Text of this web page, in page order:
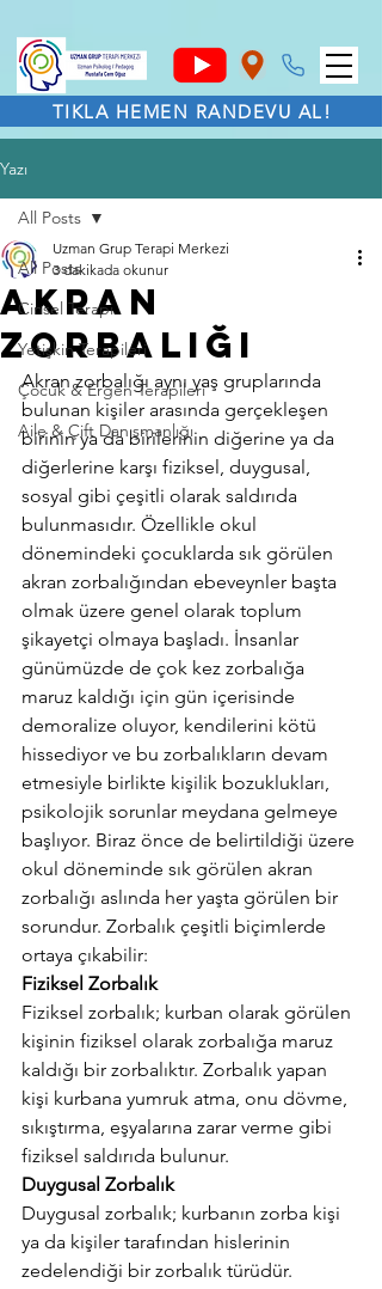
TIKLA HEMEN RANDEVU AL!
Yazı
All Posts
Cinsel Terapi
Yetişkin Terapileri
Çocuk & Ergen Terapileri
Aile & Çift Danışmanlığı
All Posts
AKRAN
ZORBALIĞI
Uzman Grup Terapi Merkezi
3 dakikada okunur
Akran zorbalığı aynı yaş gruplarında
bulunan kişiler arasında gerçekleşen
birinin ya da birilerinin diğerine ya da
diğerlerine karşı fiziksel, duygusal,
sosyal gibi çeşitli olarak saldırıda
bulunmasıdır. Özellikle okul
dönemindeki çocuklarda sık görülen
akran zorbalığından ebeveynler başta
olmak üzere genel olarak toplum
şikayetçi olmaya başladı. İnsanlar
günümüzde de çok kez zorbalığa
maruz kaldığı için gün içerisinde
demoralize oluyor, kendilerini kötü
hissediyor ve bu zorbalıkların devam
etmesiyle birlikte kişilik bozuklukları,
psikolojik sorunlar meydana gelmeye
başlıyor. Biraz önce de belirtildiği üzere
okul döneminde sık görülen akran
zorbalığı aslında her yaşta görülen bir
sorundur. Zorbalık çeşitli biçimlerde
ortaya çıkabilir:
Fiziksel Zorbalık
Fiziksel zorbalık; kurban olarak görülen
kişinin fiziksel olarak zorbalığa maruz
kaldığı bir zorbalıktır. Zorbalık yapan
kişi kurbana yumruk atma, onu dövme,
sıkıştırma, eşyalarına zarar verme gibi
fiziksel saldırıda bulunur.
Duygusal Zorbalık
Duygusal zorbalık; kurbanın zorba kişi
ya da kişiler tarafından hislerinin
zedelendiği bir zorbalık türüdür.